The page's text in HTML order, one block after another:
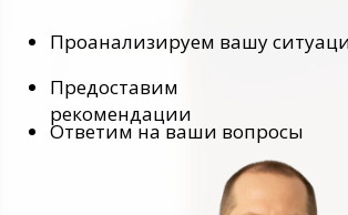
Проанализируем вашу
Ответим на ваши вопросы
Предоставим
рекомендации